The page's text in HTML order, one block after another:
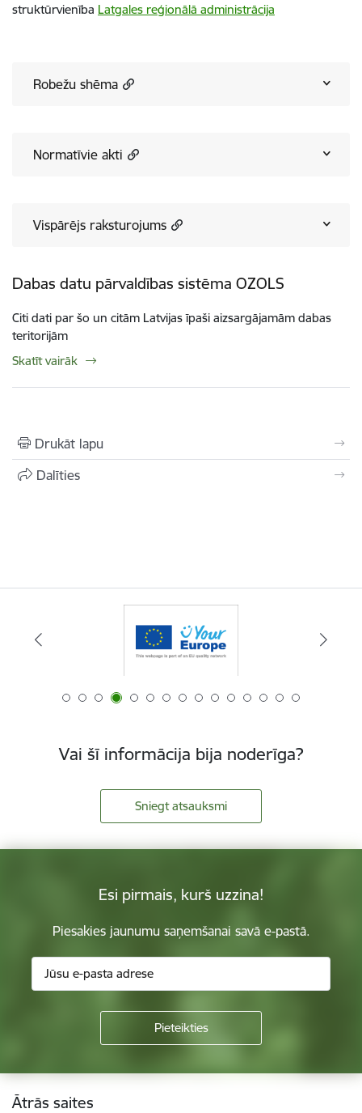
struktūrvienība Latgales reģionālā administrācija
Robežu shēma
Normatīvie akti
Vispārējs raksturojums
Dabas datu pārvaldības sistēma OZOLS
Citi dati par šo un citām Latvijas īpaši aizsargājamām dabas
teritorijām
Skatīt vairāk
Drukāt lapu
Dalīties
Vai šī informācija bija noderīga?
Sniegt atsauksmi
Esi pirmais, kurš uzzina!
Piesakies jaunumu saņemšanai savā e-pastā.
Kājene
Ātrās saites